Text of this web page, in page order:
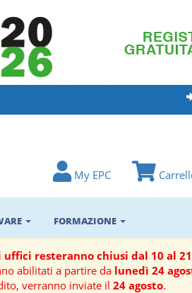
My EPC
FORMAZIONE
uffici resteranno chiusi dal 10 al
abilitati a partire da lunedì 24
verranno inviate il 24 agosto.